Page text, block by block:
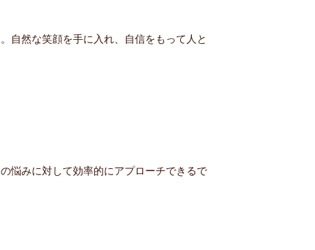
自然な笑顔を手に入れ、自信をもって人と
悩みに対して効率的にアプローチできるで